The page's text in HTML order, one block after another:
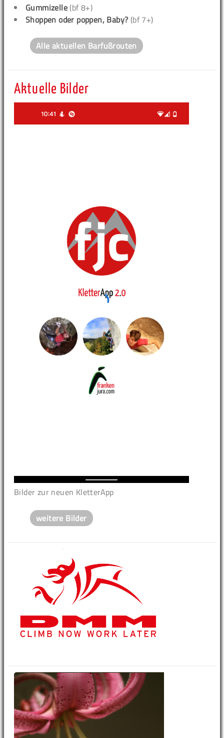
Gummizelle (bf 8+)
Shoppen oder poppen, Baby? (bf 7+)
Alle aktuellen Barfußrouten
Aktuelle Bilder
Bilder zur neuen KletterApp
weitere Bilder